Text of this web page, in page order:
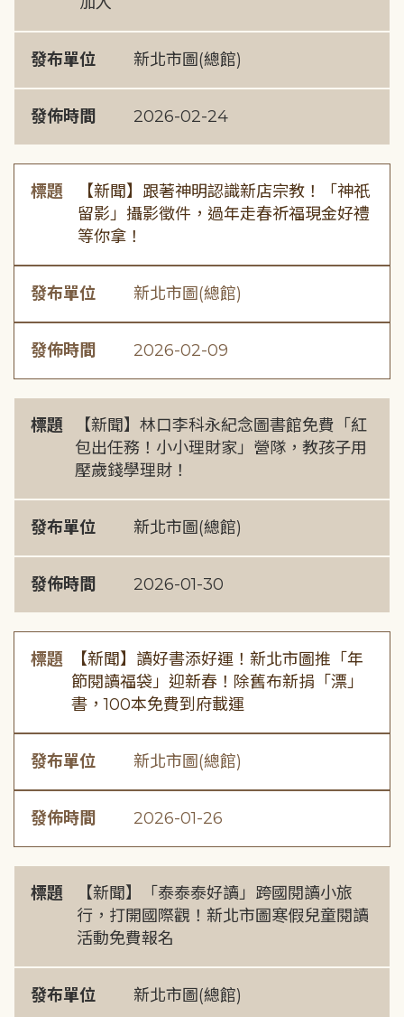
發布單位 新北市圖(總館)
發佈時間 2026-02-24
標題
【新聞】跟著神明認識新店宗教！「神祇
留影」攝影徵件，過年走春祈福現金好禮
等你拿！
發布單位 新北市圖(總館)
發佈時間 2026-02-09
標題
【新聞】林口李科永紀念圖書館免費「紅
包出任務！小小理財家」營隊，教孩子用
壓歲錢學理財！
發布單位 新北市圖(總館)
發佈時間 2026-01-30
標題
【新聞】讀好書添好運！新北市圖推「年
節閱讀福袋」迎新春！除舊布新捐「漂」
書，100本免費到府載運
發布單位 新北市圖(總館)
發佈時間 2026-01-26
標題
【新聞】「泰泰泰好讀」跨國閱讀小旅
行，打開國際觀！新北市圖寒假兒童閱讀
活動免費報名
發布單位 新北市圖(總館)